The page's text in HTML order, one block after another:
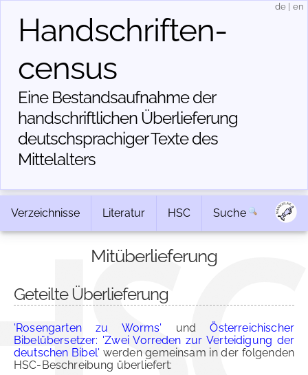
Handschriften­
census
Eine Bestandsaufnahme der
handschriftlichen Über­lieferung
deutschsprachiger Texte des
Mittelalters
de en
Verzeichnisse Literatur HSC Suche
Mitüberlieferung
Geteilte Überlieferung
'Rosengarten zu Worms' undÖsterreichischer
Bibelübersetzer: 'Zwei Vorreden zur Verteidigung der
deutschen Bibel' werden gemeinsam in der folgenden
HSC-Beschreibung überliefert: